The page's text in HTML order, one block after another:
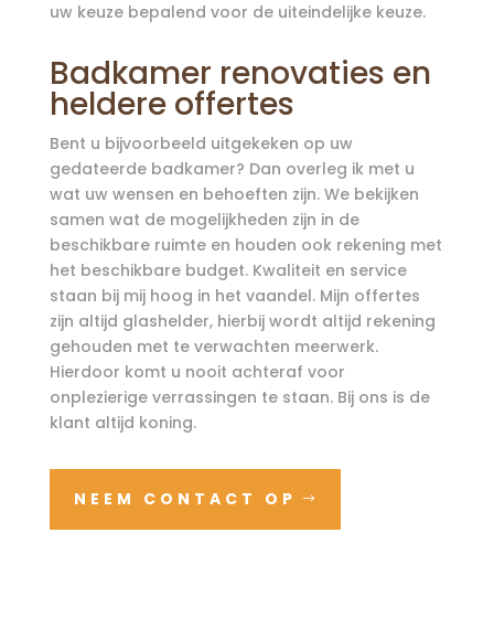
uw keuze bepalend voor de uiteindelijke keuze.
Badkamer renovaties en
heldere offertes
Bent u bijvoorbeeld uitgekeken op uw
gedateerde badkamer? Dan overleg ik met u
wat uw wensen en behoeften zijn. We bekijken
samen wat de mogelijkheden zijn in de
beschikbare ruimte en houden ook rekening met
het beschikbare budget. Kwaliteit en service
staan bij mij hoog in het vaandel. Mijn offertes
zijn altijd glashelder, hierbij wordt altijd rekening
gehouden met te verwachten meerwerk.
Hierdoor komt u nooit achteraf voor
onplezierige verrassingen te staan. Bij ons is de
klant altijd koning.
NEEM CONTACT OP